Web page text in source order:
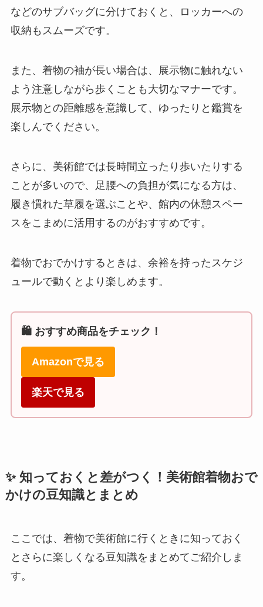
などのサブバッグに分けておくと、ロッカーへの
収納もスムーズです。
また、着物の袖が長い場合は、展示物に触れない
よう注意しながら歩くことも大切なマナーです。
展示物との距離感を意識して、ゆったりと鑑賞を
楽しんでください。
さらに、美術館では長時間立ったり歩いたりする
ことが多いので、足腰への負担が気になる方は、
履き慣れた草履を選ぶことや、館内の休憩スペー
スをこまめに活用するのがおすすめです。
着物でおでかけするときは、余裕を持ったスケジ
ュールで動くとより楽しめます。
🛍️ おすすめ商品をチェック！
Amazonで見る
楽天で見る
✨ 知っておくと差がつく！美術館着物おで
かけの豆知識とまとめ
ここでは、着物で美術館に行くときに知っておく
とさらに楽しくなる豆知識をまとめてご紹介しま
す。